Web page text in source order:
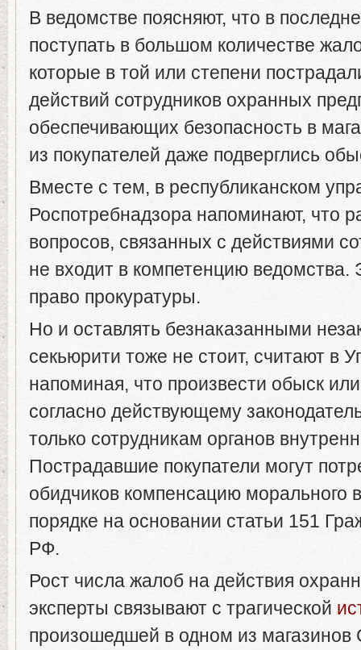
В ведомстве поясняют, что в
поступать в большом количестве
которые в той или степени
действий сотрудников охранных
обеспечивающих безопасность в
из покупателей даже подверглись
Вместе с тем, в республиканском
Роспотребнадзора напоминают, что
вопросов, связанных с действиями
не входит в компетенцию ведомства.
право прокуратуры.
Но и оставлять безнаказанными
секьюрити тоже не стоит, считают в
напоминая, что произвести обыск
согласно действующему
только сотрудникам органов
Пострадавшие покупатели могут
обидчиков компенсацию морального
порядке на основании статьи 151
РФ.
Рост числа жалоб на действия
эксперты связывают с трагической
произошедшей в одном из магазинов